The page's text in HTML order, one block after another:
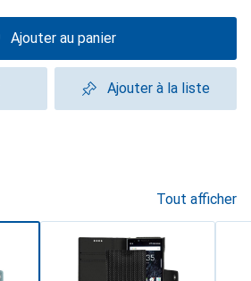
Ajouter au panier
Ajouter à la liste
Tout afficher